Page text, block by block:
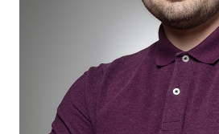
Publikace